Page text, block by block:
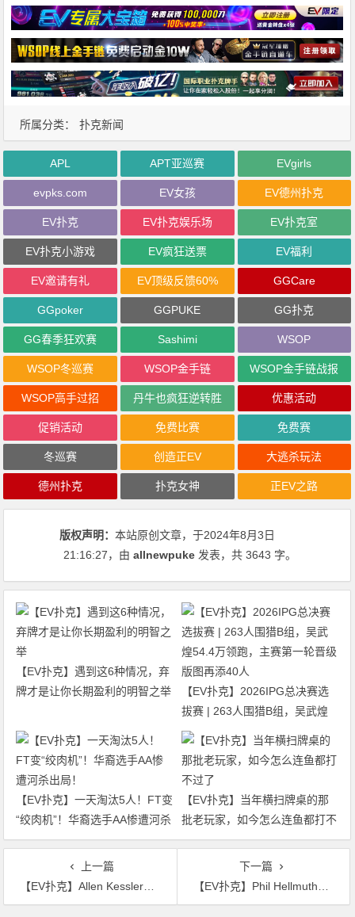
所属分类： 扑克新闻
APL APT亚巡赛 EVgirls
evpks.com EV女孩 EV德州扑克
EV扑克 EV扑克娱乐场 EV扑克室
EV扑克小游戏 EV疯狂送票 EV福利
EV邀请有礼 EV顶级反馈60% GGCare
GGpoker GGPUKE GG扑克
GG春季狂欢赛 Sashimi WSOP
WSOP冬巡赛 WSOP金手链 WSOP金手链战报
WSOP高手过招 丹牛也疯狂逆转胜 优惠活动
促销活动 免费比赛 免费赛
冬巡赛 创造正EV 大逃杀玩法
德州扑克 扑克女神 正EV之路
版权声明：本站原创文章，于2024年8月3日
21:16:27，由allnewpuke 发表，共 3643 字。
【EV扑克】遇到这6种情况，弃
牌才是让你长期盈利的明智之举
【EV扑克】2026IPG总决赛选
拔赛 | 263人围猎B组，吴武煌
54.4万领跑，主赛第一轮晋级版
【EV扑克】一天淘汰5人！FT变
“绞肉机”！华裔选手AA惨遭河杀
出局！
【EV扑克】当年横扫牌桌的那
批老玩家，如今怎么连鱼都打不
过了
上一篇
【EV扑克】Allen Kessler中120万美元大奖，但却面临一个难以抉择的难题
下一篇
【EV扑克】Phil Hellmuth在节目上崩溃，直接摔麦愤然离场